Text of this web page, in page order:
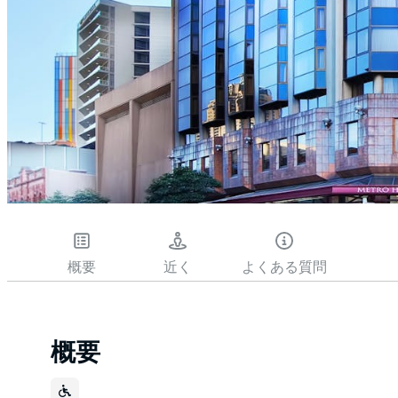
概要 近く よくある質問
概要